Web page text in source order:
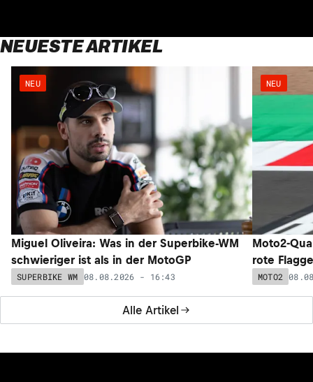
NEUESTE ARTIKEL
Alle Artikel
NEU
Miguel Oliveira: Was in der Superbike-WM
schwieriger ist als in der MotoGP
SUPERBIKE WM 08.08.2026 - 16:43
NEU
Moto2-
rote
MOTO2